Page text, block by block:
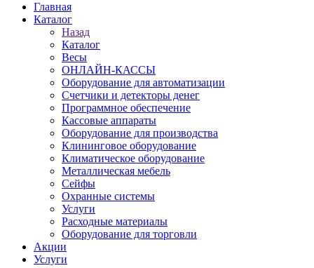
Главная
Каталог
Назад
Каталог
Весы
ОНЛАЙН-КАССЫ
Оборудование для автоматизации
Счетчики и детекторы денег
Программное обеспечение
Кассовые аппараты
Оборудование для производства
Клининговое оборудование
Климатическое оборудование
Металлическая мебель
Сейфы
Охранные системы
Услуги
Расходные материалы
Оборудование для торговли
Акции
Услуги